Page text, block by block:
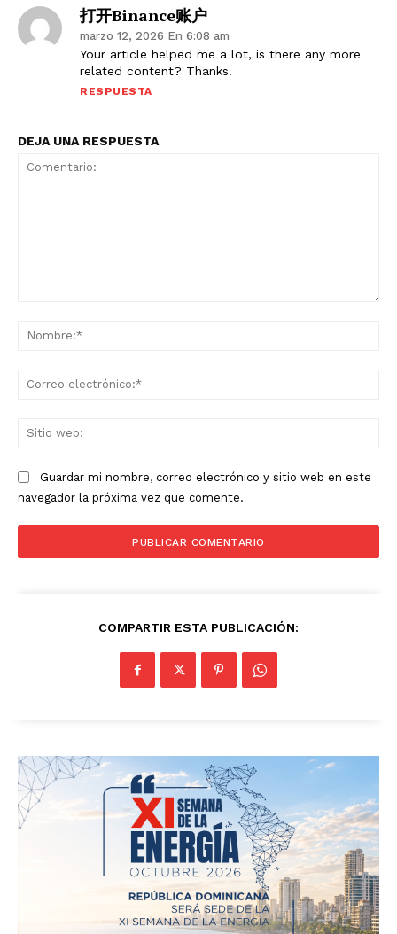
打开Binance账户
marzo 12, 2026 En 6:08 am
Your article helped me a lot, is there any more
related content? Thanks!
RESPUESTA
DEJA UNA RESPUESTA
Guardar mi nombre, correo electrónico y sitio web en este
navegador la próxima vez que comente.
COMPARTIR ESTA PUBLICACIÓN: